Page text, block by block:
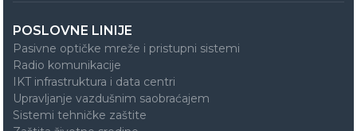
POSLOVNE LINIJE
Pasivne optičke mreže i pristupni sistemi
Radio komunikacije
IKT infrastruktura i data centri
Upravljanje vazdušnim saobraćajem
Sistemi tehničke zaštite